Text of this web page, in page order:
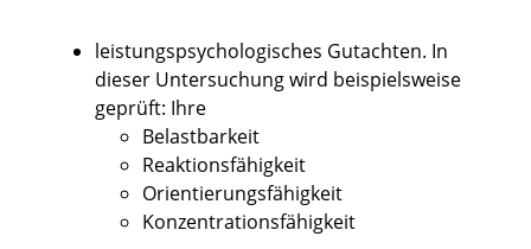
leistungspsychologisches Gutachten. In
dieser Untersuchung wird beispielsweise
geprüft: Ihre
Belastbarkeit
Reaktionsfähigkeit
Orientierungsfähigkeit
Konzentrationsfähigkeit